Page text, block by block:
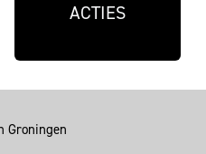
ACTIES